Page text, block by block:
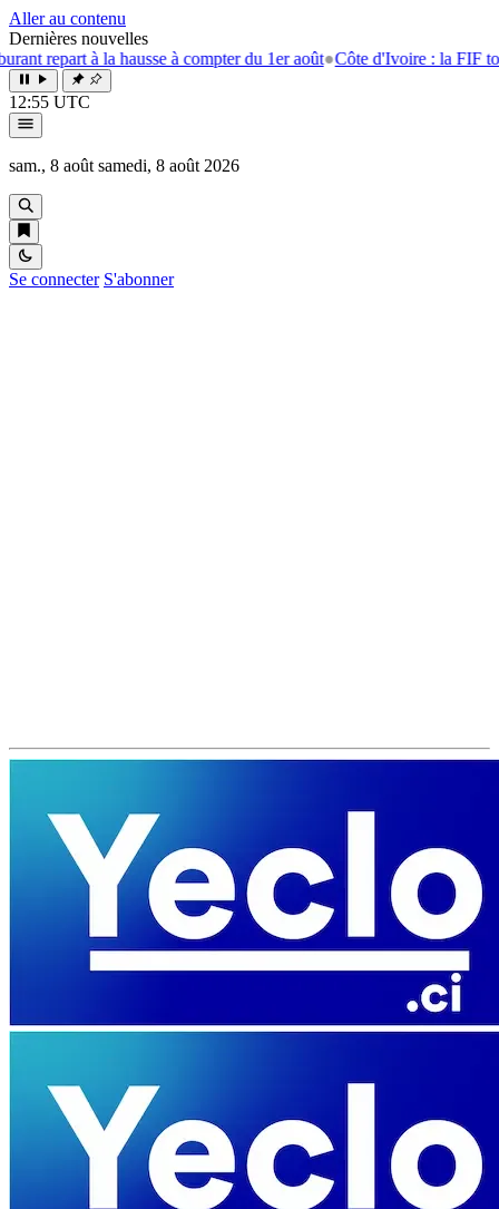
Aller au contenu
Dernières nouvelles
à la hausse à compter du 1er août● Côte d'Ivoire : la FIF tourne la
12:55 UTC
sam., 8 août samedi, 8 août 2026
Se connecter S'abonner